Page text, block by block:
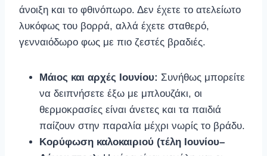
άνοιξη και το φθινόπωρο. Δεν έχετε το ατελείωτο
λυκόφως του βορρά, αλλά έχετε σταθερό,
γενναιόδωρο φως με πιο ζεστές βραδιές.
Μάιος και αρχές Ιουνίου: Συνήθως μπορείτε
να δειπνήσετε έξω με μπλουζάκι, οι
θερμοκρασίες είναι άνετες και τα παιδιά
παίζουν στην παραλία μέχρι νωρίς το βράδυ.
Κορύφωση καλοκαιριού (τέλη Ιουνίου–